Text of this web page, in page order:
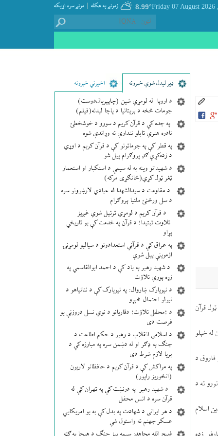
مونږ سره اړيکه | زمونږ په هکله 8.99° , Friday 07 August 2026
ډير لیدل شوي خبرونه اخیرني خبرونه
د اروپا له لومړي شین (چاپېریال‌دوست)
جومات څخه د بریتانیا د پاچا لیدنه(فیلم)
په جده کې د قرآن کریم د سورو د خوشخطئ
نادره هنري تابلو نندارې ته وړاندې شوه
په قطر کې په جوماتونو کې د قرآن کریم د اوړي
د زده‌کړې ګډ پروګرام پیل شو
د شهیدانو وینه به له سیمې د استکبار او استعمار
ټغر ټول کړي(ځانګړی مرکه)
د مقاومت د سیدالشهدا له عبادي لارښوونو سره
د سل ورځنئ ملتیا پروګرام
د قرآن کریم د لومړي ترتیل شوي غږیز
تلاوت ثبتیدا؛ د قرآن په خدمت کې یو تاریخي
پړاو
په عراق کې د قرآني استعدادونو د سیالیو لومړنۍ
ازموینې پیل شوې
د شهید رهبر په یاد کې د احمد ابوالقاسمي په
زړه پورې تلاؤت
د نیویارک ښاروال: په نیویارک کې د نتانیاهو د
نیولو احتمال څېړو
د ؛محفل تلاؤت؛ دقاریانو د نوي نسل دروزنې یو
فرصت دی
د اسلامی انقلاب د رهبر د حکم اطاعت د
جنګ په ډګر او له دښمن سره په مبارزه کې د
بریا لازم شرط دی
په مراکش کې د قرآن کریم د حافظانو لاریون
(انځوریز راپور)
د شهید رهبر په درنښت کې په تهران کې له
قرآن سره د انس محفل
د هر ایرانی د شهادت په بدل کې به یو امریکایي
عسکر جهنم ته واستول شي
قرآن
خپلو
د
ته د
اسلام